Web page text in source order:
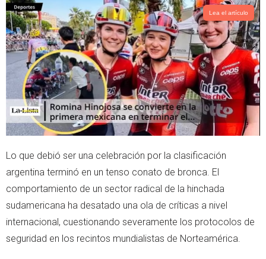
Lea el artículo
Lo que debió ser una celebración por la clasificación
argentina terminó en un tenso conato de bronca. El
comportamiento de un sector radical de la hinchada
sudamericana ha desatado una ola de críticas a nivel
internacional, cuestionando severamente los protocolos de
seguridad en los recintos mundialistas de Norteamérica.